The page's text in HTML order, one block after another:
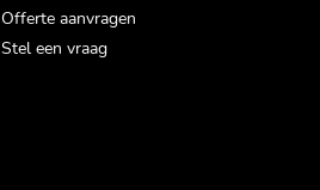
Offerte aanvragen
Stel een vraag